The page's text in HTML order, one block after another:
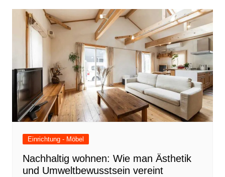
Einrichtung - Möbel
Nachhaltig wohnen: Wie man Ästhetik
und Umweltbewusstsein vereint